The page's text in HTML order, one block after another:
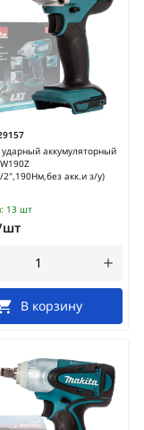
ударный аккумуляторный
2",190Нм,без акк.и з/у)
13 шт
шт
В корзину